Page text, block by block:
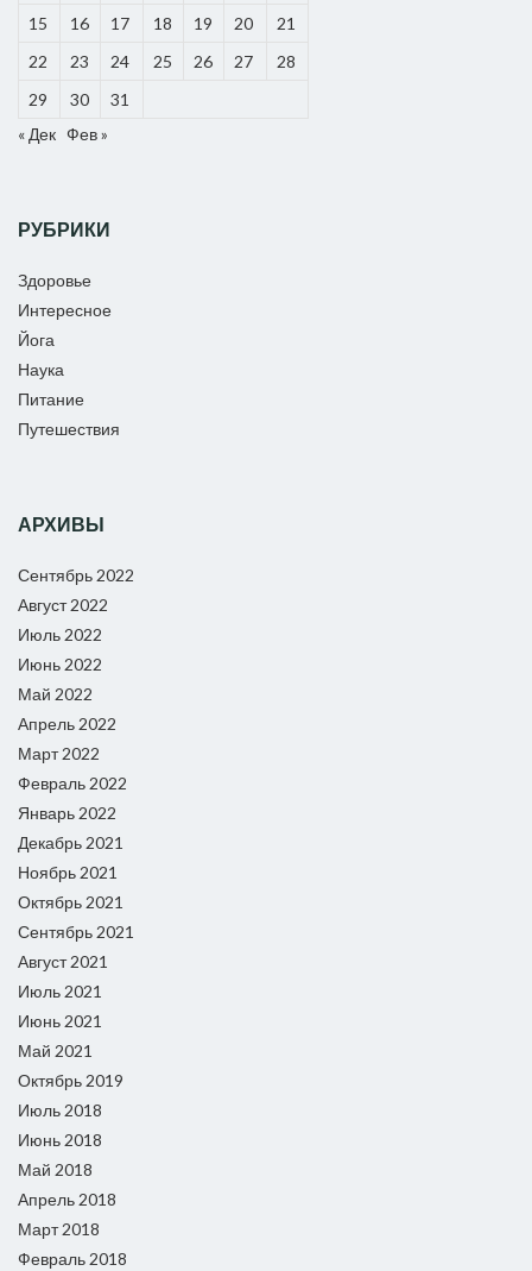
15
16 17 18 19 20
21
22
23 24 25 26 27
28
29
30
31
« Дек Фев »
РУБРИКИ
Здоровье
Интересное
Йога
Наука
Питание
Путешествия
АРХИВЫ
Сентябрь 2022
Август 2022
Июль 2022
Июнь 2022
Май 2022
Апрель 2022
Март 2022
Февраль 2022
Январь 2022
Декабрь 2021
Ноябрь 2021
Октябрь 2021
Сентябрь 2021
Август 2021
Июль 2021
Июнь 2021
Май 2021
Октябрь 2019
Июль 2018
Июнь 2018
Май 2018
Апрель 2018
Март 2018
Февраль 2018